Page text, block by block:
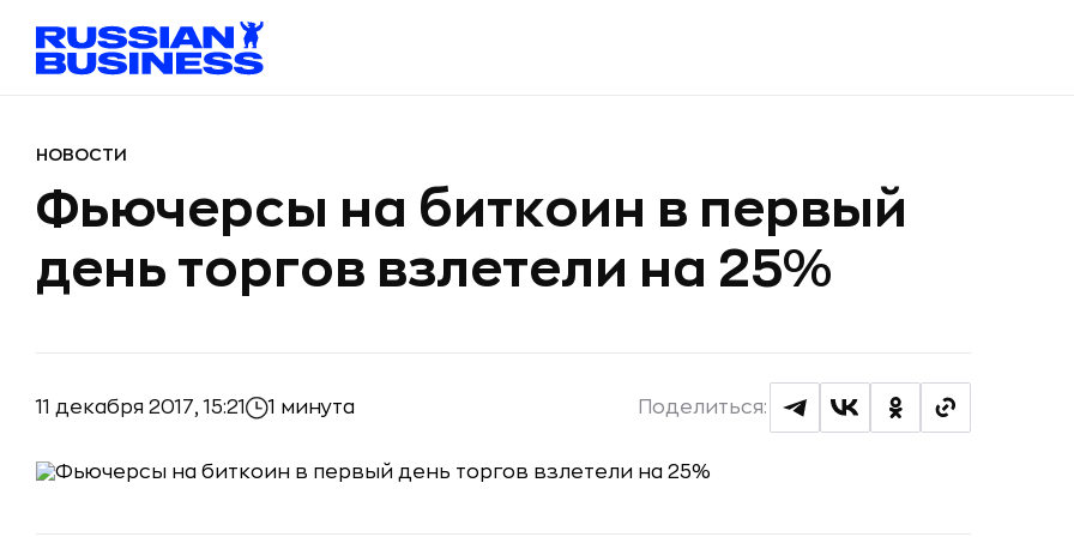
НОВОСТИ
Фьючерсы на биткоин в первый
день торгов взлетели на 25%
11 декабря 2017, 15:21 1 минута Поделиться: